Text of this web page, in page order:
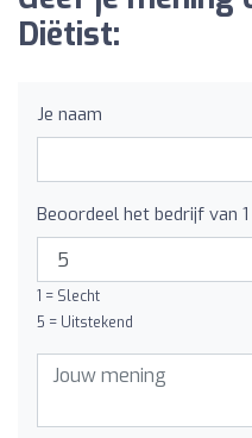
Diëtist:
Je naam
Beoordeel het bedrijf van
1 = Slecht
5 = Uitstekend